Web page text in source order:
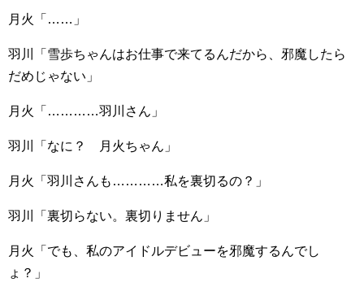
月火「……」
羽川「雪歩ちゃんはお仕事で来てるんだから、邪魔したら
だめじゃない」
月火「…………羽川さん」
羽川「なに？ 月火ちゃん」
月火「羽川さんも…………私を裏切るの？」
羽川「裏切らない。裏切りません」
月火「でも、私のアイドルデビューを邪魔するんでし
ょ？」